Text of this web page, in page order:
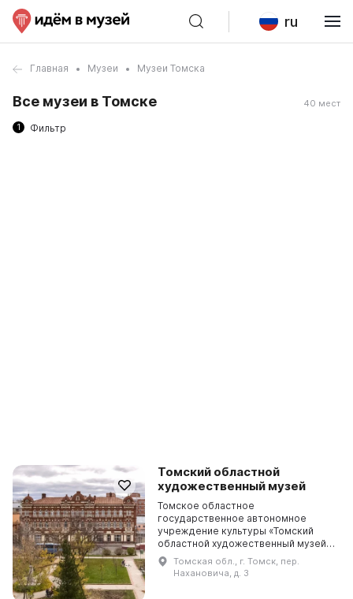
ru
Главная Музеи Музеи Томска
Все музеи в Томске 40 мест
1 Фильтр
Томский областной
художественный музей
Томское областное
государственное автономное
учреждение культуры «Томский
областной художественный музей»
(ТОХМ) является одним из
крупнейших центров
художественной жизни Томской
Томская обл., г. Томск, пер.
Нахановича, д. 3